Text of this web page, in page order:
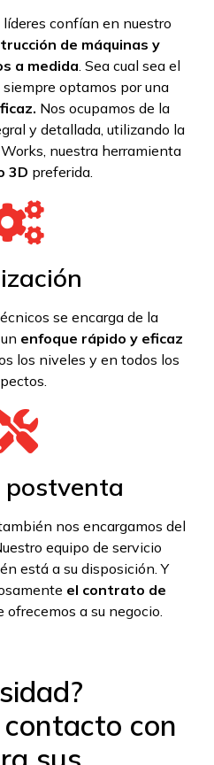
confían en nuestro
de máquinas y
a medida. Sea cual sea el
optamos por una
Nos ocupamos de la
y detallada, utilizando la
nuestra herramienta
3D preferida.
se encarga de la
enfoque rápido y eficaz
los niveles y en todos los
postventa
nos encargamos del
equipo de servicio
está a su disposición. Y
el contrato de
ofrecemos a su negocio.
con